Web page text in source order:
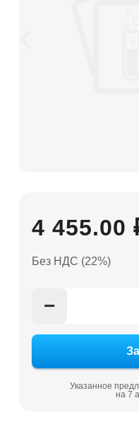
4 455.00
Без НДС (22%)
−
Указанное
на 7